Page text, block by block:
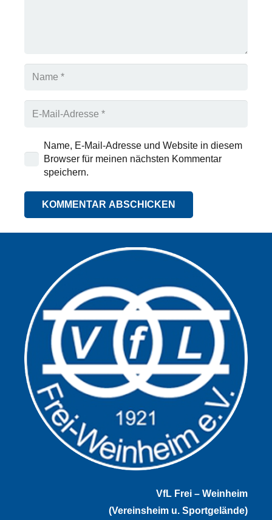
Name, E-Mail-Adresse und Website in diesem
Browser für meinen nächsten Kommentar
speichern.
KOMMENTAR ABSCHICKEN
VfL Frei – Weinheim
(Vereinsheim u. Sportgelände)